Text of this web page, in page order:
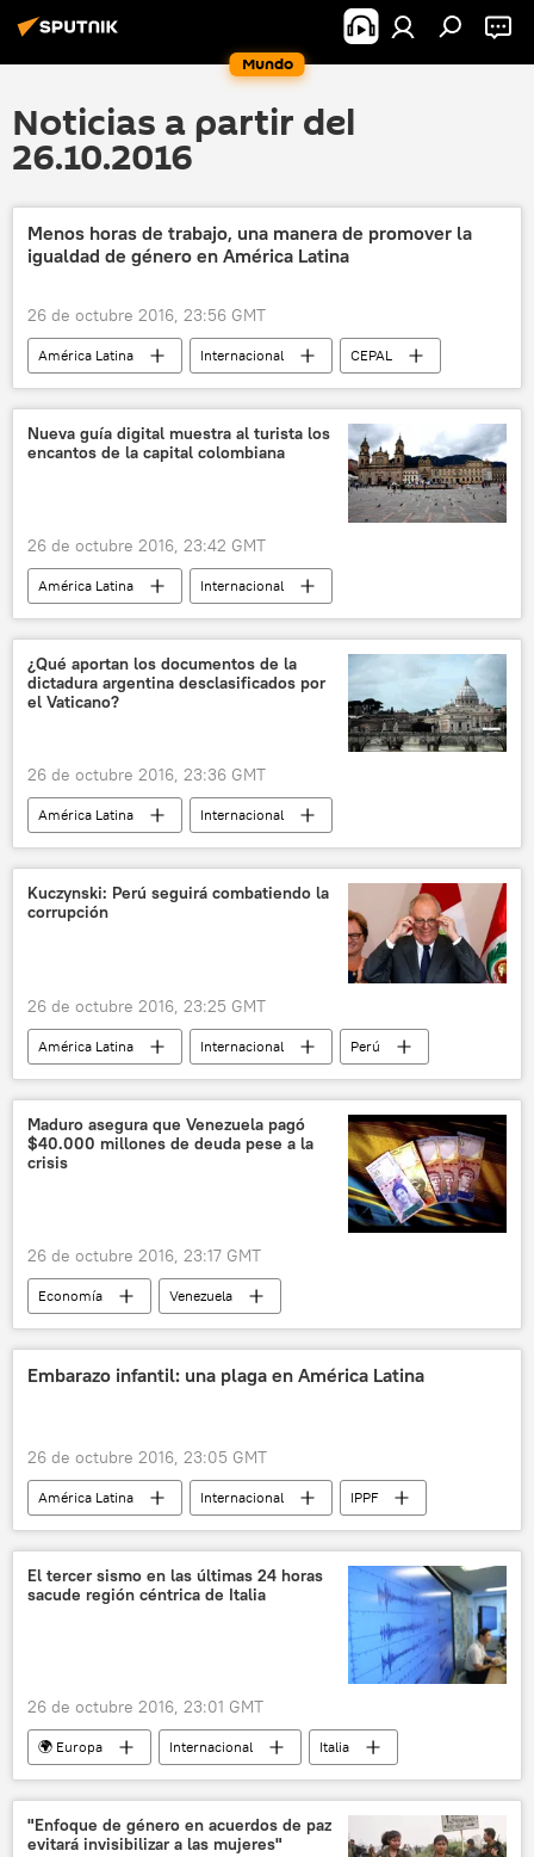
Mundo
Noticias a partir del
26.10.2016
Menos horas de trabajo, una manera de promover la
igualdad de género en América Latina
26 de octubre 2016, 23:56 GMT
América Latina Internacional
CEPAL
igualdad de género
mujeres
noticias
Nueva guía digital muestra al turista los
encantos de la capital colombiana
26 de octubre 2016, 23:42 GMT
América Latina
Internacional
Colombia
Bogotá
🧭 Destinos
noticias
¿Qué aportan los documentos de la
dictadura argentina desclasificados por
el Vaticano?
26 de octubre 2016, 23:36 GMT
América Latina
Internacional
Vaticano
Argentina
dictadura
noticias
Kuczynski: Perú seguirá combatiendo la
corrupción
26 de octubre 2016, 23:25 GMT
América Latina Internacional
Perú
Pedro Pablo Kuczynski
corrupción
noticias
Maduro asegura que Venezuela pagó
$40.000 millones de deuda pese a la
crisis
26 de octubre 2016, 23:17 GMT
Economía
Venezuela
Nicolás Maduro
deuda
crisis económica
noticias
Embarazo infantil: una plaga en América Latina
26 de octubre 2016, 23:05 GMT
América Latina Internacional
IPPF
niños
violencia de género
embarazadas
noticias
El tercer sismo en las últimas 24 horas
sacude región céntrica de Italia
26 de octubre 2016, 23:01 GMT
🌍 Europa Internacional
Italia
terremoto
noticias
"Enfoque de género en acuerdos de paz
evitará invisibilizar a las mujeres"